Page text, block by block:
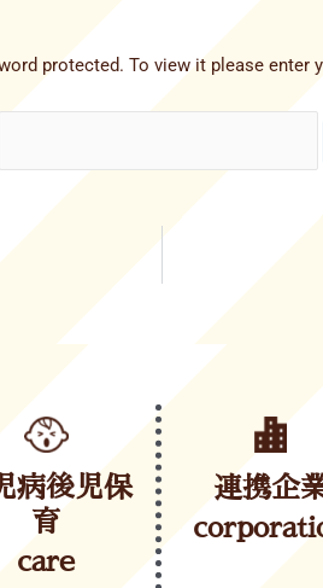
protected. To view it please enter
病後児保
育
care
連携企